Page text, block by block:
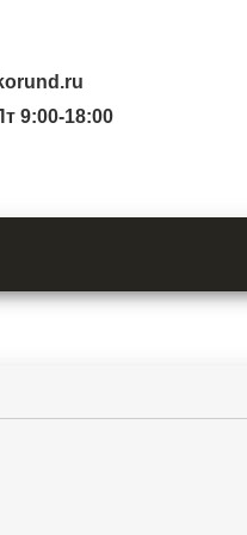
9:00-18:00
PZ628